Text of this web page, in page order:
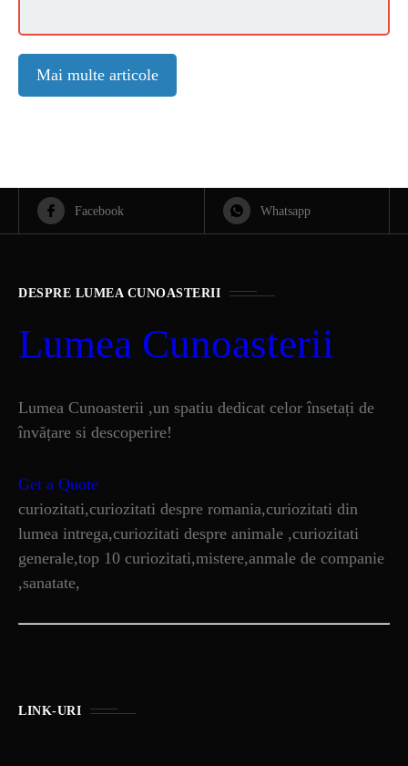
Mai multe articole
Facebook Whatsapp
DESPRE LUMEA CUNOASTERII
Lumea Cunoasterii
Lumea Cunoasterii ,un spatiu dedicat celor însetați de
învățare si descoperire!
Get a Quote
curiozitati,curiozitati despre romania,curiozitati din
lumea intrega,curiozitati despre animale ,curiozitati
generale,top 10 curiozitati,mistere,anmale de companie
,sanatate,
LINK-URI
Barajul Trei Defileuri a Încetinit Rotația
Pământului: Mit sau Realitate?
poti debloca
ȘTIINȚA 1 year ago